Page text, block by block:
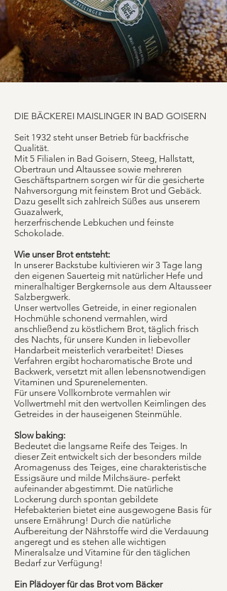
DETAILS
DETAILS
DETAILS
DETAILS
DETAILS
DETAILS
DETAILS
DETAILS
DETAILS
DETAILS
DETAILS
DETAILS
DETAILS
DETAILS
DETAILS
DETAILS
DETAILS
DETAILS
DETAILS
DETAILS
DETAILS
DETAILS
DETAILS
DETAILS
DETAILS
DETAILS
DETAILS
DETAILS
DETAILS
DETAILS
DIE BÄCKEREI MAISLINGER IN BAD GOISERN
Seit 1932 steht unser Betrieb für backfrische
Qualität.
Mit 5 Filialen in Bad Goisern, Steeg, Hallstatt,
Obertraun und Altaussee sowie mehreren
Geschäftspartnern sorgen wir für die gesicherte
Nahversorgung mit feinstem Brot und Gebäck.
Dazu gesellt sich zahlreich Süßes aus unserem
Guazalwerk,
herzerfrischende Lebkuchen und feinste
Schokolade.
Wie unser Brot entsteht:
In unserer Backstube kultivieren wir 3 Tage lang
den eigenen Sauerteig mit natürlicher Hefe und
mineralhaltiger Bergkernsole aus dem Altausseer
Salzbergwerk.
Unser wertvolles Getreide, in einer regionalen
Hochmühle schonend vermahlen, wird
anschließend zu köstlichem Brot, täglich frisch
des Nachts, für unsere Kunden in liebevoller
Handarbeit meisterlich verarbeitet! Dieses
Verfahren ergibt hocharomatische Brote und
Backwerk, versetzt mit allen lebensnotwendigen
Vitaminen und Spurenelementen.
Für unsere Vollkornbrote vermahlen wir
Vollwertmehl mit den wertvollen Keimlingen des
Getreides in der hauseigenen Steinmühle.
Slow baking:
Bedeutet die langsame Reife des Teiges. In
dieser Zeit entwickelt sich der besonders milde
Aromagenuss des Teiges, eine charakteristische
Essigsäure und milde Milchsäure- perfekt
aufeinander abgestimmt. Die natürliche
Lockerung durch spontan gebildete
Hefebakterien bietet eine ausgewogene Basis für
unsere Ernährung! Durch die natürliche
Aufbereitung der Nährstoffe wird die Verdauung
angeregt und es stehen alle wichtigen
Mineralsalze und Vitamine für den täglichen
Bedarf zur Verfügung!
Ein Plädoyer für das Brot vom Bäcker